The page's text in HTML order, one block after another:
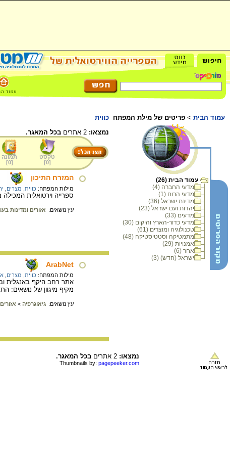
עמוד הבית > פריטים של מילת המפתח כווית
עמוד הבית (26)
מדעי החברה (4)
מדעי הרוח (1)
מדינת ישראל (36)
יהדות ועם ישראל (23)
מדעים (33)
מדעי כדור-הארץ והיקום (30)
טכנולוגיה ומוצרים (61)
מתמטיקה וסטטיסטיקה (48)
אמנויות (29)
אחר (6)
ישראל (חדש) (3)
נמצאו: בכל המאגר.
טקסט
[
0
]
תמונה
[
0
]
המזרח התיכון
מילות המפתח: כווית מצרים
ספרייה וירטואלית
עץ נושאים: אזורים ומדינות
ArabNet
מילות המפתח: כווית מצרים
אתר רחב היקף באנגלית
מקיף מיגוון של נושאים:
עץ נושאים: גיאוגרפיה >
נמצאו: בכל המאגר.
Thumbnails by: pagepeeker.com